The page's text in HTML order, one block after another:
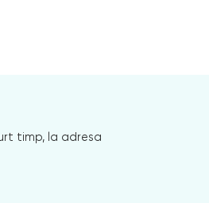
timp, la adresa